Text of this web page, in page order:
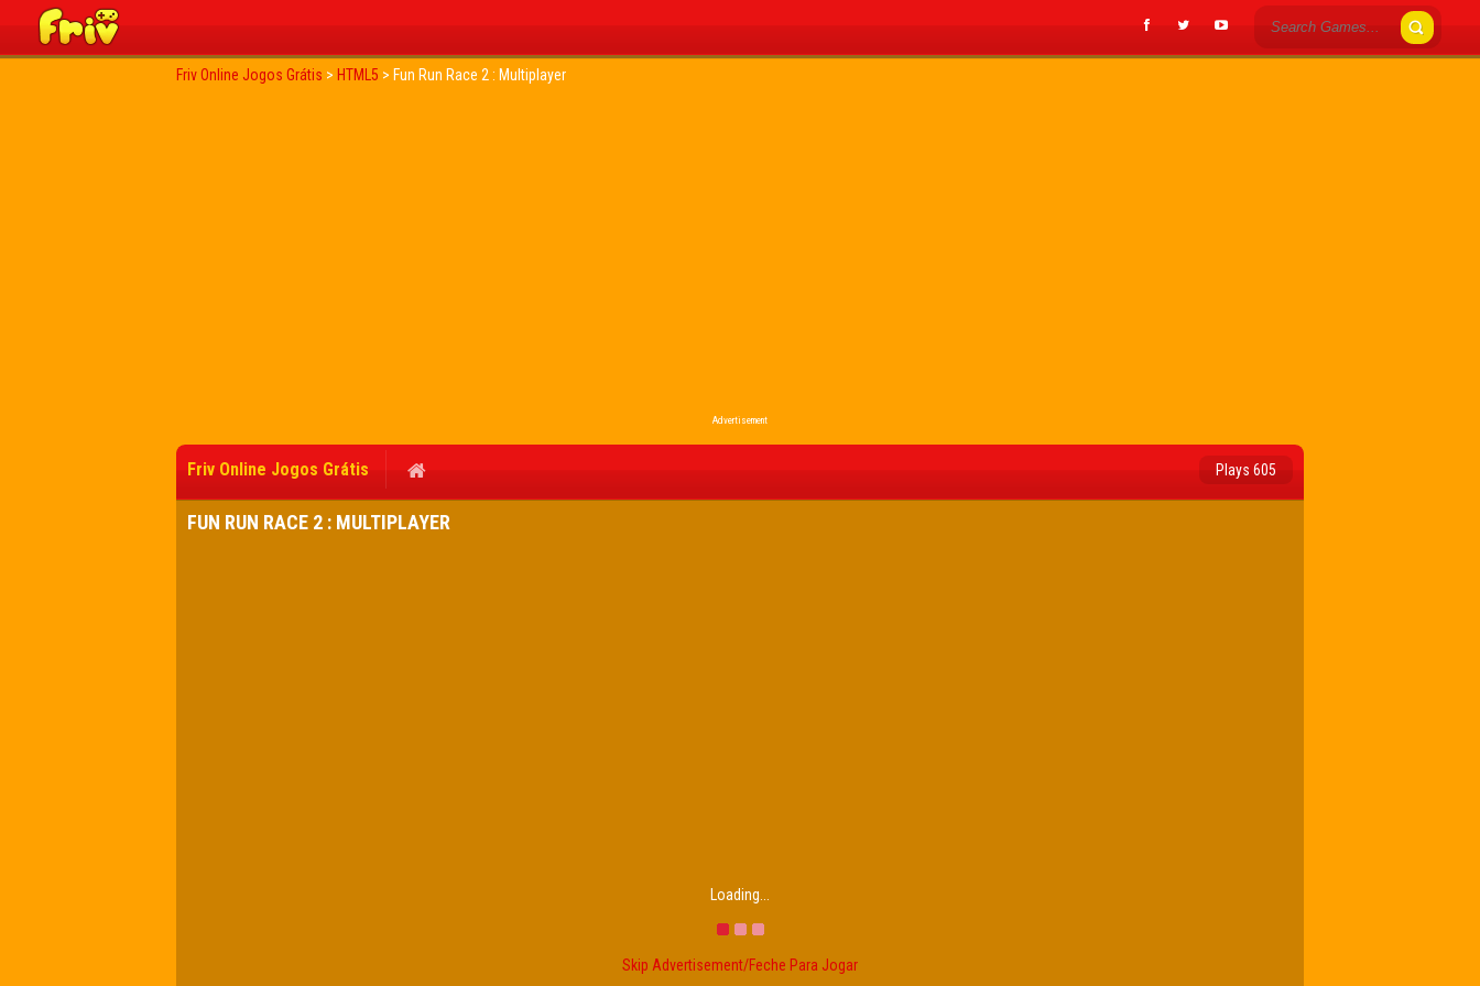
Friv Online Jogos Grátis > HTML5 > Fun Run Race 2 : Multiplayer
Advertisement
Friv Online Jogos Grátis Plays 605
FUN RUN RACE 2 : MULTIPLAYER
Loading...
Skip Advertisement/Feche Para Jogar